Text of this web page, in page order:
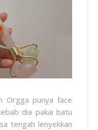
Orgga punya face
dia pakai batu
tengah lenyekkan